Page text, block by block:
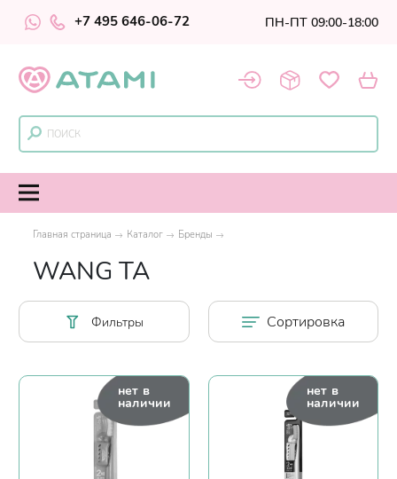
+7 495 646-06-72 ПН-ПТ 09:00-18:00
Главная страница Каталог Бренды
WANG TA
Фильтры Сортировка
нет в
наличии
нет в
наличии